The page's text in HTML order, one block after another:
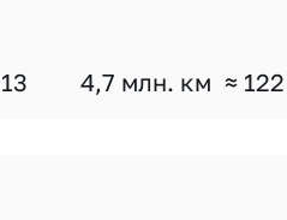
4,7 млн. км ≈